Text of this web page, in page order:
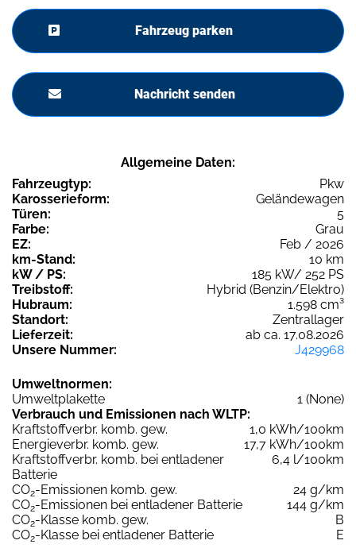
Fahrzeug parken
Nachricht senden
Allgemeine Daten:
Fahrzeugtyp:
Pkw
Karosserieform:
Geländewagen
Türen:
5
Farbe:
Grau
EZ:
Feb / 2026
km-Stand:
10 km
kW / PS:
185 kW/ 252 PS
Treibstoff:
Hybrid (Benzin/Elektro)
Hubraum:
1.598 cm³
Standort:
Zentrallager
Lieferzeit:
ab ca. 17.08.2026
Unsere Nummer:
J429968
Umweltnormen:
Umweltplakette
1 (None)
Verbrauch und Emissionen nach WLTP:
Kraftstoffverbr. komb. gew.
1,0 kWh/100km
Energieverbr. komb. gew.
17,7 kWh/100km
Kraftstoffverbr. komb. bei entladener
Batterie
6,4 l/100km
CO2-Emissionen komb. gew.
24 g/km
CO2-Emissionen bei entladener Batterie
144 g/km
CO2-Klasse komb. gew.
B
CO2-Klasse bei entladener Batterie E